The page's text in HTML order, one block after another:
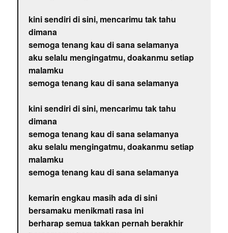
kini sendiri di sini, mencarimu tak tahu
dimana
semoga tenang kau di sana selamanya
aku selalu mengingatmu, doakanmu setiap
malamku
semoga tenang kau di sana selamanya
kini sendiri di sini, mencarimu tak tahu
dimana
semoga tenang kau di sana selamanya
aku selalu mengingatmu, doakanmu setiap
malamku
semoga tenang kau di sana selamanya
kemarin engkau masih ada di sini
bersamaku menikmati rasa ini
berharap semua takkan pernah berakhir